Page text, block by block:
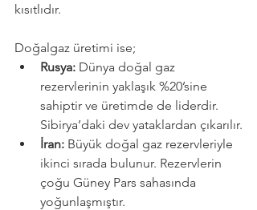
kısıtlıdır.
Doğalgaz üretimi ise;
Rusya: Dünya doğal gaz
rezervlerinin yaklaşık %20’sine
sahiptir ve üretimde de liderdir.
Sibirya’daki dev yataklardan çıkarılır.
İran: Büyük doğal gaz rezervleriyle
ikinci sırada bulunur. Rezervlerin
çoğu Güney Pars sahasında
yoğunlaşmıştır.